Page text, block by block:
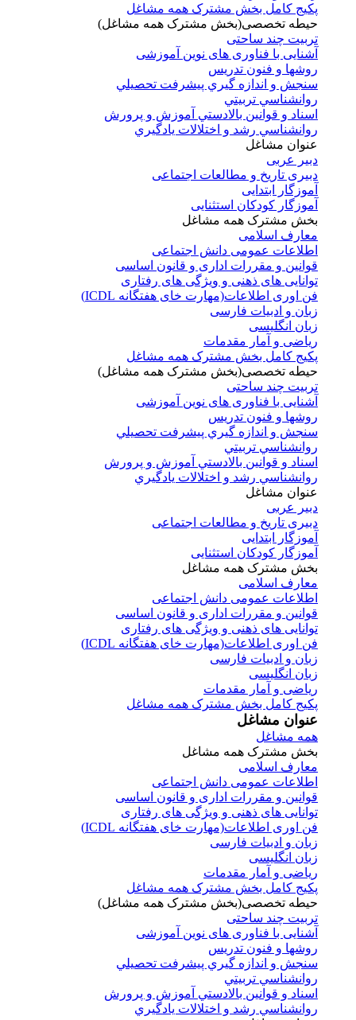
پکیج کامل بخش مشترک همه مشاغل
حیطه تخصصی(بخش مشترک همه مشاغل)
تربیت چند ساحتی
آشنایی با فناوری های نوین آموزشی
روشها و فنون تدريس
سنجش و اندازه گيري پيشرفت تحصيلي
روانشناسي تربيتي
اسناد و قوانين بالادستي آموزش و پرورش
روانشناسي رشد و اختلالات يادگيري
عنوان مشاغل
دبير عربی
دبیری تاریخ و مطالعات اجتماعی
آموزگار ابتدایی
آموزگار کودکان استثنایی
بخش مشترک همه مشاغل
معارف اسلامی
اطلاعات عمومی دانش اجتماعی
قوانین و مقررات اداری و قانون اساسی
توانایی های ذهنی و ویژگی های رفتاری
فن اوری اطلاعات(مهارت خای هفتگانه ICDL)
زبان و ادبیات فارسی
زبان انگلیسی
ریاضی و آمار مقدمات
پکیج کامل بخش مشترک همه مشاغل
حیطه تخصصی(بخش مشترک همه مشاغل)
تربیت چند ساحتی
آشنایی با فناوری های نوین آموزشی
روشها و فنون تدريس
سنجش و اندازه گيري پيشرفت تحصيلي
روانشناسي تربيتي
اسناد و قوانين بالادستي آموزش و پرورش
روانشناسي رشد و اختلالات يادگيري
عنوان مشاغل
دبير عربی
دبیری تاریخ و مطالعات اجتماعی
آموزگار ابتدایی
آموزگار کودکان استثنایی
بخش مشترک همه مشاغل
معارف اسلامی
اطلاعات عمومی دانش اجتماعی
قوانین و مقررات اداری و قانون اساسی
توانایی های ذهنی و ویژگی های رفتاری
فن اوری اطلاعات(مهارت خای هفتگانه ICDL)
زبان و ادبیات فارسی
زبان انگلیسی
ریاضی و آمار مقدمات
پکیج کامل بخش مشترک همه مشاغل
عنوان مشاغل
همه مشاغل
بخش مشترک همه مشاغل
معارف اسلامی
اطلاعات عمومی دانش اجتماعی
قوانین و مقررات اداری و قانون اساسی
توانایی های ذهنی و ویژگی های رفتاری
فن اوری اطلاعات(مهارت خای هفتگانه ICDL)
زبان و ادبیات فارسی
زبان انگلیسی
ریاضی و آمار مقدمات
پکیج کامل بخش مشترک همه مشاغل
حیطه تخصصی(بخش مشترک همه مشاغل)
تربیت چند ساحتی
آشنایی با فناوری های نوین آموزشی
روشها و فنون تدريس
سنجش و اندازه گيري پيشرفت تحصيلي
روانشناسي تربيتي
اسناد و قوانين بالادستي آموزش و پرورش
روانشناسي رشد و اختلالات يادگيري